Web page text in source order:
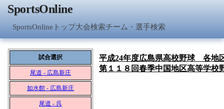
SportsOnline
SportsOnlineトップ大会検索チーム・選手検索
試合選択
尾道 - 広島新庄
如水館 - 広島新庄
尾道 - 呉
平成24年度広島県高校野球 各地
第１１８回春季中国地区高等学校